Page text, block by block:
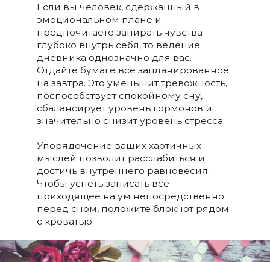
Если вы человек, сдержанный в
эмоциональном плане и
предпочитаете запирать чувства
глубоко внутрь себя, то ведение
дневника однозначно для вас.
Отдайте бумаге все запланированное
на завтра. Это уменьшит тревожность,
поспособствует спокойному сну,
сбалансирует уровень гормонов и
значительно снизит уровень стресса.
Упорядочение ваших хаотичных
мыслей позволит расслабиться и
достичь внутреннего равновесия.
Чтобы успеть записать все
приходящее на ум непосредственно
перед сном, положите блокнот рядом
с кроватью.